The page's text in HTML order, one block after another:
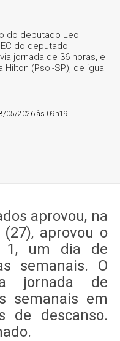
do deputado Leo
do deputado
jornada de 36 horas, e
Hilton (Psol-SP), de igual
05/2026 às 09h19
aprovou, na
aprovou o
1, um dia de
semanais. O
jornada de
semanais em
de descanso.